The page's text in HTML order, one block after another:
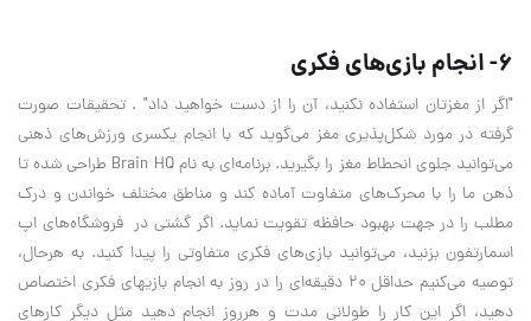
6- انجام بازی‌های فکری
"اگر از مغزتان استفاده نکنید، آن را از دست خواهید داد" . تحقیقات صورت
گرفته در مورد شکل‌پذیری مغز می‌گوید که با انجام یکسری ورزش‌های ذهنی
می‌توانید جلوی انحطاط مغز را بگیرید. برنامه‌ای به نام Brain HQ طراحی شده تا
ذهن ما را با محرک‌های متفاوت آماده کند و مناطق مختلف خواندن و درک
مطلب را در جهت بهبود حافظه تقویت نماید. اگر گشتی در فروشگاه‌های اپ
اسمارتفون بزنید، می‌توانید بازی‌های فکری متفاوتی را پیدا کنید. به هرحال،
توصیه می‌کنیم حداقل 20 دقیقه‌ای را در روز به انجام بازیهای فکری اختصاص
دهید، اگر این کار را طولانی مدت و هرروز انجام دهید مثل دیگر کارهای